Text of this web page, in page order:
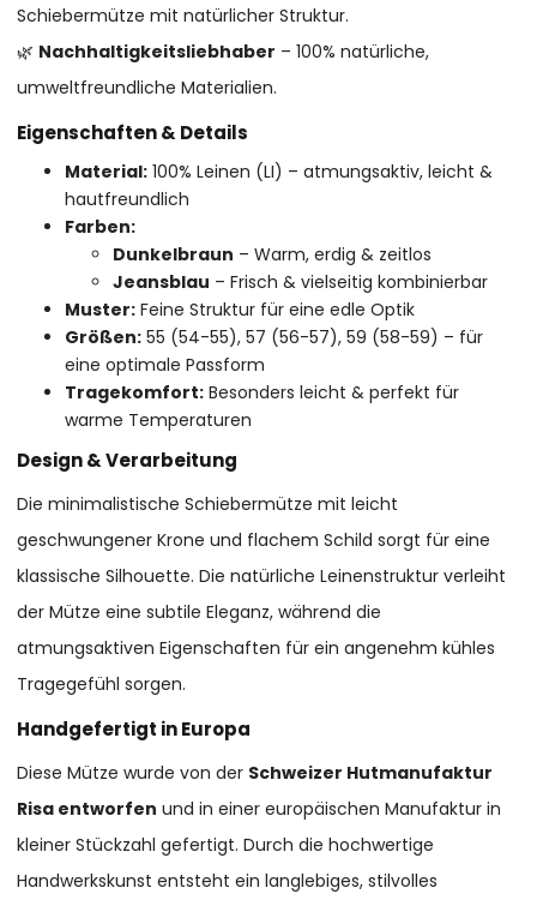
Schiebermütze mit natürlicher Struktur.
🌿 Nachhaltigkeitsliebhaber – 100% natürliche,
umweltfreundliche Materialien.
Eigenschaften & Details
Material: 100% Leinen (LI) – atmungsaktiv, leicht &
hautfreundlich
Farben:
Dunkelbraun – Warm, erdig & zeitlos
Jeansblau – Frisch & vielseitig kombinierbar
Muster: Feine Struktur für eine edle Optik
Größen: 55 (54-55), 57 (56-57), 59 (58-59) – für
eine optimale Passform
Tragekomfort: Besonders leicht & perfekt für
warme Temperaturen
Design & Verarbeitung
Die minimalistische Schiebermütze mit leicht
geschwungener Krone und flachem Schild sorgt für eine
klassische Silhouette. Die natürliche Leinenstruktur verleiht
der Mütze eine subtile Eleganz, während die
atmungsaktiven Eigenschaften für ein angenehm kühles
Tragegefühl sorgen.
Handgefertigt in Europa
Diese Mütze wurde von der Schweizer Hutmanufaktur
Risa entworfen und in einer europäischen Manufaktur in
kleiner Stückzahl gefertigt. Durch die hochwertige
Handwerkskunst entsteht ein langlebiges, stilvolles